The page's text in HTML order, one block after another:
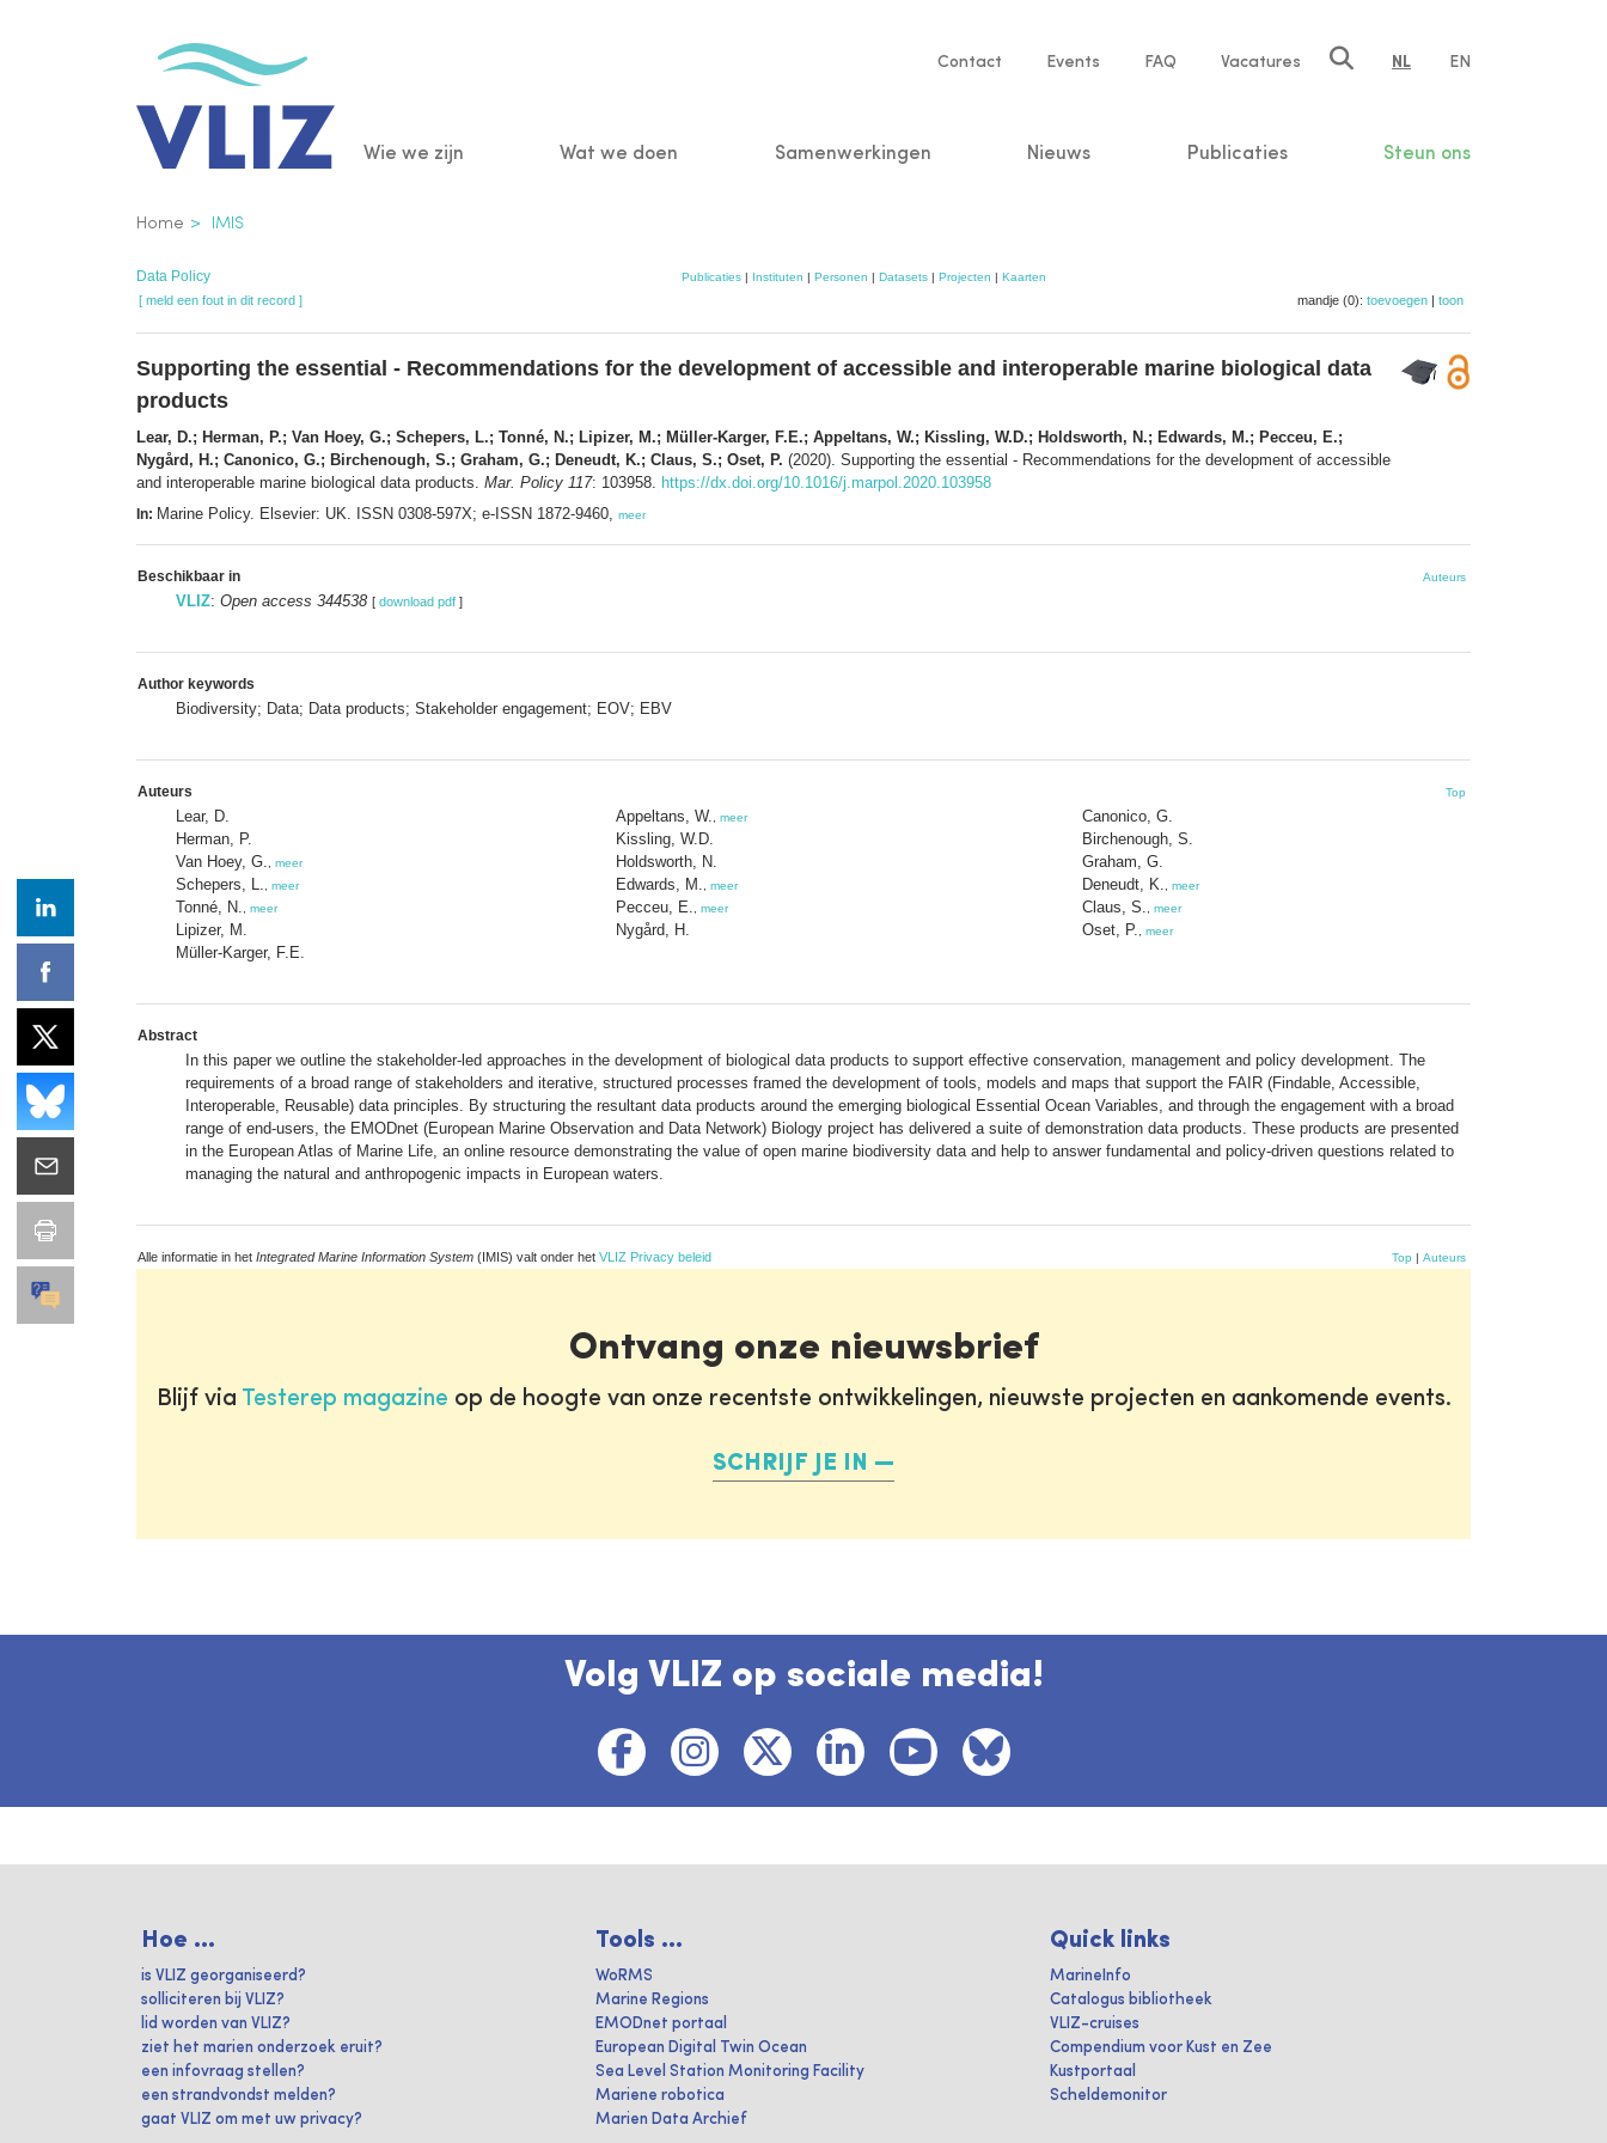
Service
Contact Events FAQ Vacatures NL EN
Main
Wie we zijn Wat we doen Samenwerkingen Nieuws Publicaties Steun ons
Kruimelpad
Home IMIS
Data Policy Publicaties| Instituten | Personen | Datasets| Projecten | Kaarten
[ meld een fout in dit record ] mandje (0): toevoegen | toon
Supporting the essential - Recommendations for the development of accessible and interoperable marine biological data
products
Lear, D.; Herman, P.; Van Hoey, G.; Schepers, L.; Tonné, N.; Lipizer, M.; Müller-Karger, F.E.; Appeltans, W.; Kissling, W.D.; Holdsworth, N.; Edwards, M.; Pecceu, E.;
Nygård, H.; Canonico, G.; Birchenough, S.; Graham, G.; Deneudt, K.; Claus, S.; Oset, P. (2020). Supporting the essential - Recommendations for the development of accessible
and interoperable marine biological data products. Mar. Policy 117: 103958. https://dx.doi.org/10.1016/j.marpol.2020.103958
In: Marine Policy. Elsevier: UK. ISSN 0308-597X; e-ISSN 1872-9460, meer
Beschikbaar in Auteurs
VLIZ: Open access 344538 [ download pdf ]
Author keywords
Biodiversity; Data; Data products; Stakeholder engagement; EOV; EBV
Auteurs Top
Lear, D.
Herman, P.
Van Hoey, G.
meer
Schepers, L. meer
Tonné, N. meer
Lipizer, M.
Müller-Karger, F.E.
Appeltans, W. meer
Kissling, W.D.
Holdsworth, N.
Edwards, M.
meer
Pecceu, E. meer
Nygård, H.
Canonico, G.
Birchenough, S.
Graham, G.
Deneudt, K.
meer
Claus, S. meer
Oset, P. meer
Abstract
In this paper we outline the stakeholder-led approaches in the development of biological data products to support effective conservation, management and policy development. The
requirements of a broad range of stakeholders and iterative, structured processes framed the development of tools, models and maps that support the FAIR (Findable, Accessible,
Interoperable, Reusable) data principles. By structuring the resultant data products around the emerging biological Essential Ocean Variables, and through the engagement with a broad
range of end-users, the EMODnet (European Marine Observation and Data Network) Biology project has delivered a suite of demonstration data products. These products are presented
in the European Atlas of Marine Life, an online resource demonstrating the value of open marine biodiversity data and help to answer fundamental and policy-driven questions related to
managing the natural and anthropogenic impacts in European waters.
Alle informatie in het Integrated Marine Information System (IMIS) valt onder het VLIZ Privacy beleid Top | Auteurs
Ontvang onze nieuwsbrief
Blijf via Testerep magazine op de hoogte van onze recentste ontwikkelingen, nieuwste projecten en aankomende events.
SCHRIJF JE IN
Volg VLIZ op sociale media!
Hoe ...
is VLIZ georganiseerd?
solliciteren bij VLIZ?
lid worden van VLIZ?
ziet het marien onderzoek eruit?
een infovraag stellen?
een strandvondst melden?
gaat VLIZ om met uw privacy?
Tools ...
WoRMS
Marine Regions
EMODnet portaal
European Digital Twin Ocean
Sea Level Station Monitoring Facility
Mariene robotica
Marien Data Archief
Quick links
MarineInfo
Catalogus bibliotheek
VLIZ-cruises
Compendium voor Kust en Zee
Kustportaal
Scheldemonitor